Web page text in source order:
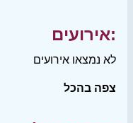
אירועים:
לא נמצאו אירועים
צפה בהכל